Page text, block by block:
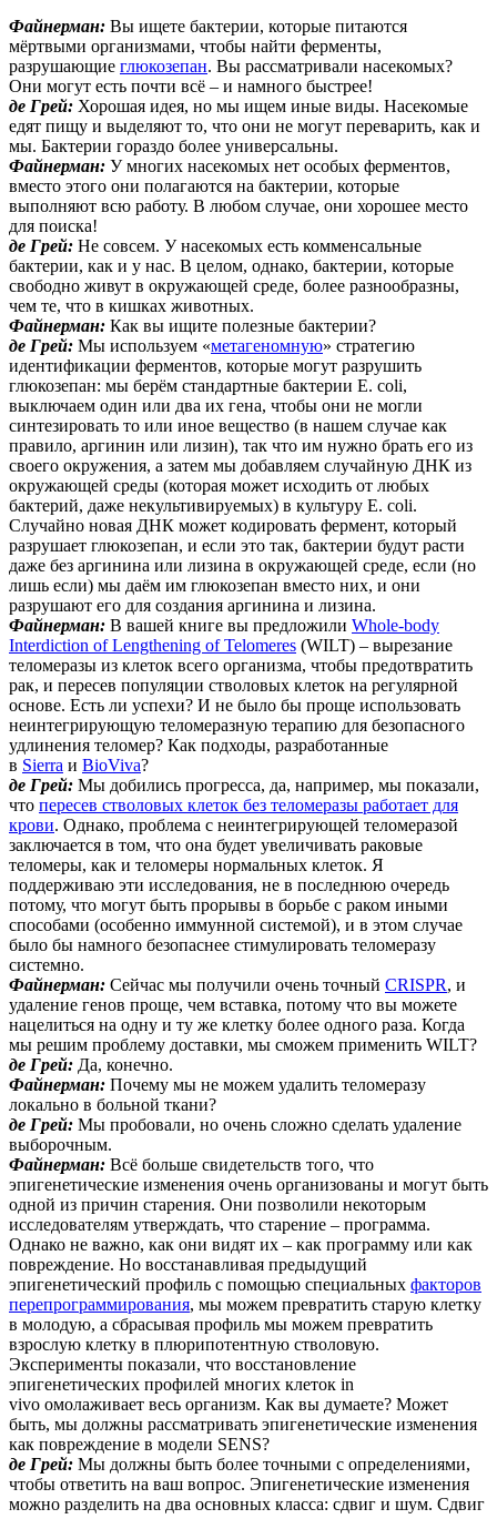
Файнерман: Вы ищете бактерии, которые питаются
мёртвыми организмами, чтобы найти ферменты,
разрушающие глюкозепан. Вы рассматривали насекомых?
Они могут есть почти всё – и намного быстрее!
де Грей: Хорошая идея, но мы ищем иные виды. Насекомые
едят пищу и выделяют то, что они не могут переварить, как и
мы. Бактерии гораздо более универсальны.
Файнерман: У многих насекомых нет особых ферментов,
вместо этого они полагаются на бактерии, которые
выполняют всю работу. В любом случае, они хорошее место
для поиска!
де Грей: Не совсем. У насекомых есть комменсальные
бактерии, как и у нас. В целом, однако, бактерии, которые
свободно живут в окружающей среде, более разнообразны,
чем те, что в кишках животных.
Файнерман: Как вы ищите полезные бактерии?
де Грей: Мы используем «метагеномную» стратегию
идентификации ферментов, которые могут разрушить
глюкозепан: мы берём стандартные бактерии E. coli,
выключаем один или два их гена, чтобы они не могли
синтезировать то или иное вещество (в нашем случае как
правило, аргинин или лизин), так что им нужно брать его из
своего окружения, а затем мы добавляем случайную ДНК из
окружающей среды (которая может исходить от любых
бактерий, даже некультивируемых) в культуру E. coli.
Случайно новая ДНК может кодировать фермент, который
разрушает глюкозепан, и если это так, бактерии будут расти
даже без аргинина или лизина в окружающей среде, если (но
лишь если) мы даём им глюкозепан вместо них, и они
разрушают его для создания аргинина и лизина.
Файнерман: В вашей книге вы предложили Whole-body
Interdiction of Lengthening of Telomeres (WILT) – вырезание
теломеразы из клеток всего организма, чтобы предотвратить
рак, и пересев популяции стволовых клеток на регулярной
основе. Есть ли успехи? И не было бы проще использовать
неинтегрирующую теломеразную терапию для безопасного
удлинения теломер? Как подходы, разработанные
в Sierra и BioViva?
де Грей: Мы добились прогресса, да, например, мы показали,
что пересев стволовых клеток без теломеразы работает для
крови. Однако, проблема с неинтегрирующей теломеразой
заключается в том, что она будет увеличивать раковые
теломеры, как и теломеры нормальных клеток. Я
поддерживаю эти исследования, не в последнюю очередь
потому, что могут быть прорывы в борьбе с раком иными
способами (особенно иммунной системой), и в этом случае
было бы намного безопаснее стимулировать теломеразу
системно.
Файнерман: Сейчас мы получили очень точный CRISPR, и
удаление генов проще, чем вставка, потому что вы можете
нацелиться на одну и ту же клетку более одного раза. Когда
мы решим проблему доставки, мы сможем применить WILT?
де Грей: Да, конечно.
Файнерман: Почему мы не можем удалить теломеразу
локально в больной ткани?
де Грей: Мы пробовали, но очень сложно сделать удаление
выборочным.
Файнерман: Всё больше свидетельств того, что
эпигенетические изменения очень организованы и могут быть
одной из причин старения. Они позволили некоторым
исследователям утверждать, что старение – программа.
Однако не важно, как они видят их – как программу или как
повреждение. Но восстанавливая предыдущий
эпигенетический профиль с помощью специальных факторов
перепрограммирования, мы можем превратить старую клетку
в молодую, а сбрасывая профиль мы можем превратить
взрослую клетку в плюрипотентную стволовую.
Эксперименты показали, что восстановление
эпигенетических профилей многих клеток in
vivo омолаживает весь организм. Как вы думаете? Может
быть, мы должны рассматривать эпигенетические изменения
как повреждение в модели SENS?
де Грей: Мы должны быть более точными с определениями,
чтобы ответить на ваш вопрос. Эпигенетические изменения
можно разделить на два основных класса: сдвиг и шум. Сдвиг